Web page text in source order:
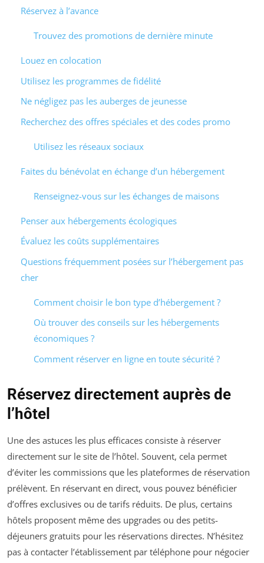
Réservez à l’avance
Trouvez des promotions de dernière minute
Louez en colocation
Utilisez les programmes de fidélité
Ne négligez pas les auberges de jeunesse
Recherchez des offres spéciales et des codes promo
Utilisez les réseaux sociaux
Faites du bénévolat en échange d’un hébergement
Renseignez-vous sur les échanges de maisons
Penser aux hébergements écologiques
Évaluez les coûts supplémentaires
Questions fréquemment posées sur l’hébergement pas
cher
Comment choisir le bon type d’hébergement ?
Où trouver des conseils sur les hébergements
économiques ?
Comment réserver en ligne en toute sécurité ?
Réservez directement auprès de
l’hôtel
Une des astuces les plus efficaces consiste à réserver
directement sur le site de l’hôtel. Souvent, cela permet
d’éviter les commissions que les plateformes de réservation
prélèvent. En réservant en direct, vous pouvez bénéficier
d’offres exclusives ou de tarifs réduits. De plus, certains
hôtels proposent même des upgrades ou des petits-
déjeuners gratuits pour les réservations directes. N’hésitez
pas à contacter l’établissement par téléphone pour négocier